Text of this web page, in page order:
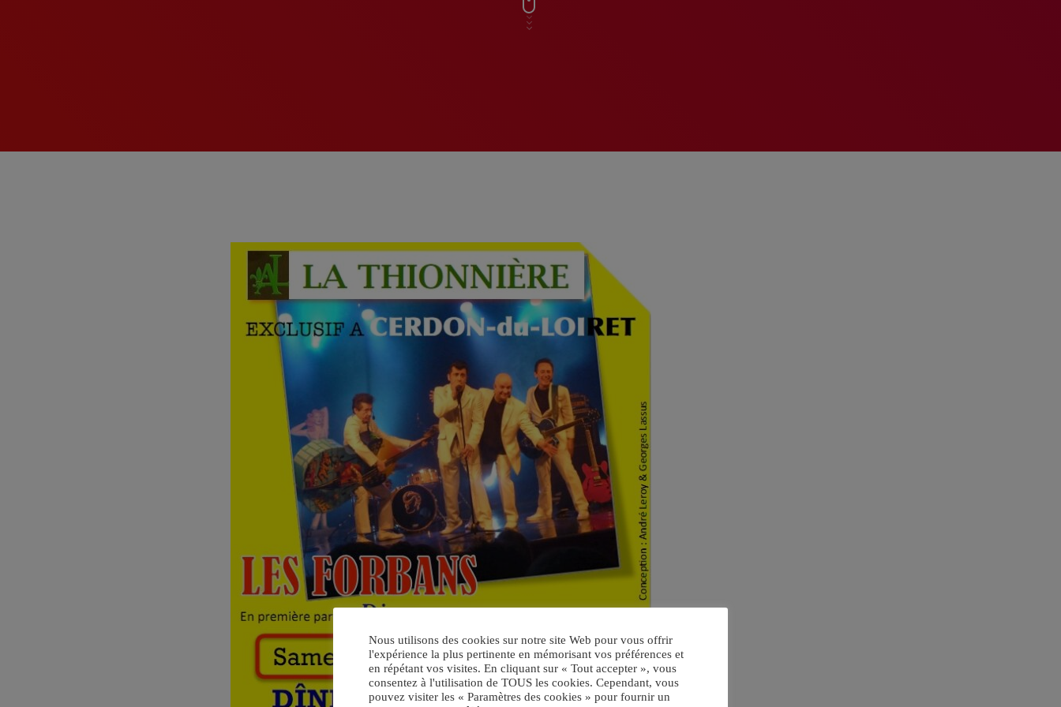
Nous utilisons des cookies sur notre site Web pour vous offrir
l'expérience la plus pertinente en mémorisant vos préférences et
en répétant vos visites. En cliquant sur « Tout accepter », vous
consentez à l'utilisation de TOUS les cookies. Cependant, vous
pouvez visiter les « Paramètres des cookies » pour fournir un